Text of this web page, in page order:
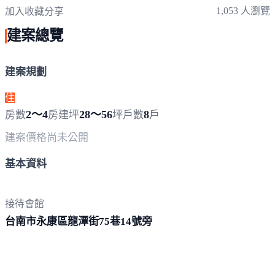
加入收藏分享 1,053 人瀏覽
建案總覽
建案規劃
住
房數2～4房建坪28～56坪戶數8戶
建案價格尚未公開
基本資料
接待會館
台南市永康區龍潭街75巷14號旁